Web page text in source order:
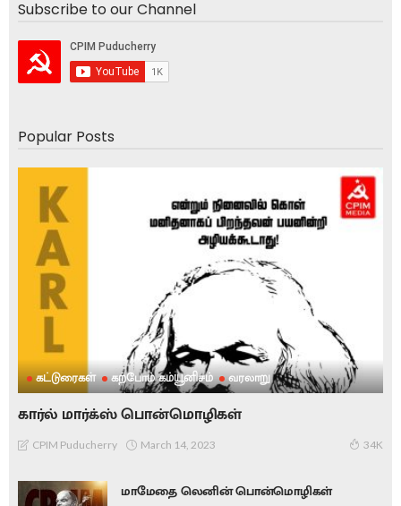
Subscribe to our Channel
Popular Posts
கட்டுரைகள் கற்போம் கம்யூனிசம் வரலாறு
கார்ல் மார்க்ஸ் பொன்மொழிகள்
CPIM Puducherry March 14, 2023 34K
மாமேதை லெனின் பொன்மொழிகள்